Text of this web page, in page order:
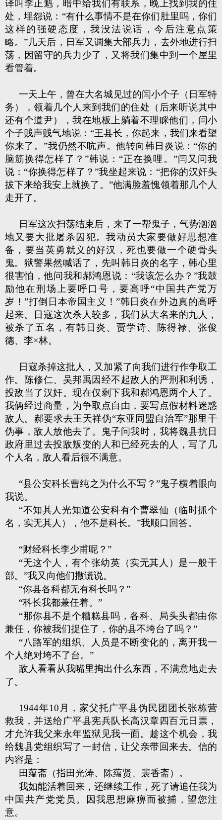
译叫李正魁，暗中给我们有联系，晚上找到我的住
处，埋怨说：“有什么事情不是在你们肚里吗，你们
这样的强硬态度，我没法说话，今后注意点策
略。”几天后，日军又调集大部兵力，去外地进行扫
荡，因留守的兵力少了，又将我们集中到一个屋里
看管着。
一天上午，曾在大名城见过的闫小个子（日军特
务），领着几个人来到我们的住处（后来听说其中
还有个道尹），我在地板上躺着不理睬他们，闫小
个子贱声贱气地说：“王县长，你起来，我们来看望
你来了。”我仍然不吭声。他转向韩日炎说：“你的
脑筋换得怎样了？”韩说：“正在换哩。”闫又问我
说：“你换得怎样了？”我坐起来说：“把你的汉奸头
拔下来给我安上就换了。”他满脸羞愧领着那几个人
走开了。
日军这次扫荡结束后，来了一帮鬼子，气势汹汹
地又要大批屠杀囚犯。我动员大家要做好思想准
备，要当英勇就义的好汉，死也要做一个硬骨头
鬼。狱警果然喊话了，先叫韩日炎的名字，韩心里
很害怕，他问我和郝鸿恩说：“我该怎么办？”我鼓
励他在刑场上要呼口号，要高呼“中国共产党万
岁！”打倒日本帝国主义！”韩日炎在外边真的高呼
起来。日寇这次杀人较多，我们从大名来的九人，
被杀了五名，有韩日炎、贾学诗、陈得禄、张俊
德、李×林。
日寇杀掉这批人，又加紧了向我们进行作争取工
作。陈修仁、吴邦禹因经不起敌人的严刑和利诱，
投敌当了汉奸。现在仅剩下我和郝鸿恩两个人了。
我俩经过商量，为争取点自由，要写点假材料迷惑
敌人。郝要求去王天祥伪“东亚同盟自治军”那里干
伪事，敌人放他去了。鬼子问我时，我将魏县抗日
政府里过去投敌叛变的人和已经死去的人，写了几
个人名，敌人看后很不满意。
“县公安科长曹纯之为什么不写？”鬼子横着眼向
我说。
“不知其人光知道公安科有个曹翠仙（临时抓个
名，实无其人），他不是科长。”我顺口回答。
“财经科长李少甫呢？”
“无这个人，有个张幼英（实无其人）是一般干
部。”我又向他们撒谎说。
“你县各科都无有科长吗？”
“科长我都兼任着。”
“那你县不是个糟糕县吗，各科、局头头都由你
兼任，你被我们捉住了，你的县不垮台了吗？”
“八路军的组织、人员是不断变化的，离开我一
个人绝对垮不了台。”
敌人看看从我嘴里掏出什么东西，不满意地走去
了。
1944年10月，家父托广平县伪民团团长张栋营
救我，并送给广平县宪兵队长高汉章四百元日票，
才允许我父来永年监狱见我一面。趁这个机会，我
给魏县党组织写了一封信，让父亲带回来去。信的
内容是：
田蕴斋（指田光涛、陈蕴贤、裴香斋）。
我如能活着回来，还继续工作，死了请追任我为
中国共产党党员。因我思想麻痹而被捕，望您注
意。